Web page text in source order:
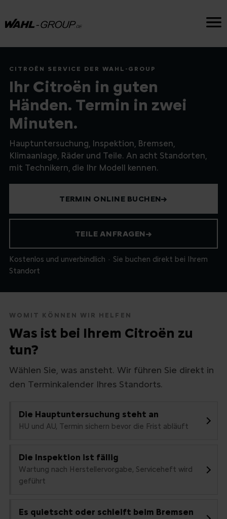
CITROËN SERVICE DER WAHL-GROUP
Ihr Citroën in guten
Händen. Termin in zwei
Minuten.
Hauptuntersuchung, Inspektion, Bremsen,
Klimaanlage, Räder und Teile. An acht Standorten,
mit Technikern, die Ihr Modell kennen.
TERMIN ONLINE BUCHEN→
TEILE ANFRAGEN→
Kostenlos und unverbindlich · Sie buchen direkt bei Ihrem
Standort
WOMIT KÖNNEN WIR HELFEN
Was ist bei Ihrem Citroën zu
tun?
Wählen Sie, was ansteht. Wir führen Sie direkt in
den Terminkalender Ihres Standorts.
Die Hauptuntersuchung steht an
HU und AU, Termin sichern bevor die Frist abläuft
Die Inspektion ist fällig
Wartung nach Herstellervorgabe, Serviceheft wird
geführt
Es quietscht oder schleift beim Bremsen